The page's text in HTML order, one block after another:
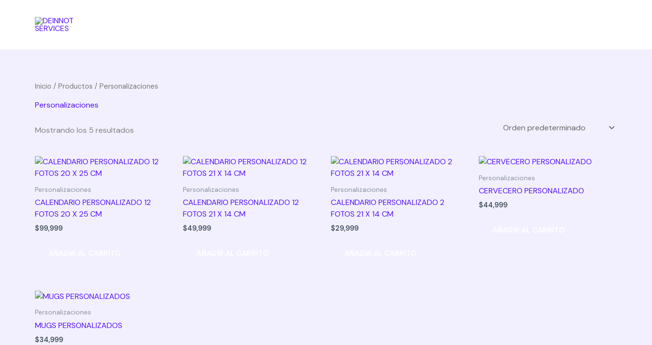
contenido
Inicio / Productos / Personalizaciones
Personalizaciones
Mostrando los 5 resultados
Personalizaciones
CALENDARIO PERSONALIZADO 12
FOTOS 20 X 25 CM
$99,999
Personalizaciones
CALENDARIO PERSONALIZADO 12
FOTOS 21 X 14 CM
$49,999
Personalizaciones
CALENDARIO PERSONALIZADO 2
FOTOS 21 X 14 CM
$29,999
Personalizaciones
CERVECERO PERSONALIZADO
$44,999
Personalizaciones
MUGS PERSONALIZADOS
$34,999